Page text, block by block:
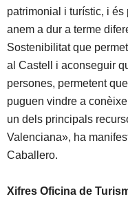
patrimonial i turístic, i és
anem a dur a terme
Sostenibilitat que
al Castell i aconseguir
persones, permetent
puguen vindre a
un dels principals
Valenciana», ha
Caballero.
Xifres Oficina de